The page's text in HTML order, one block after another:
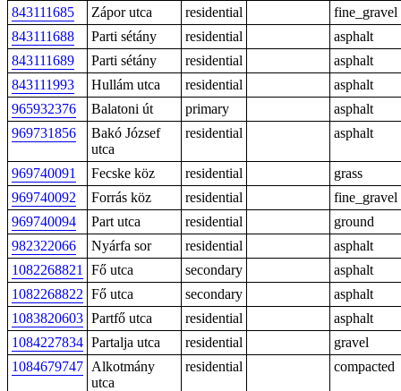
843111685
Zápor utca residential
fine_gravel
843111688
Parti sétány residential
asphalt
843111689
Parti sétány residential
asphalt
843111993
Hullám utca residential
asphalt
965932376
Balatoni út primary
asphalt
969731856
Bakó József
utca
residential asphalt
969740091 Fecske köz residential
grass
969740092
Forrás köz residential
fine_gravel
969740094
Part utca residential
ground
982322066
Nyárfa sor residential
asphalt
1082268821
Fő utca secondary
asphalt
1082268822 Fő utca secondary
asphalt
1083820603 Partfő utca residential
asphalt
1084227834 Partalja utca residential
gravel
1084679747 Alkotmány
utca
residential compacted